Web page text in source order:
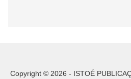
Copyright © 2026 - ISTOÉ